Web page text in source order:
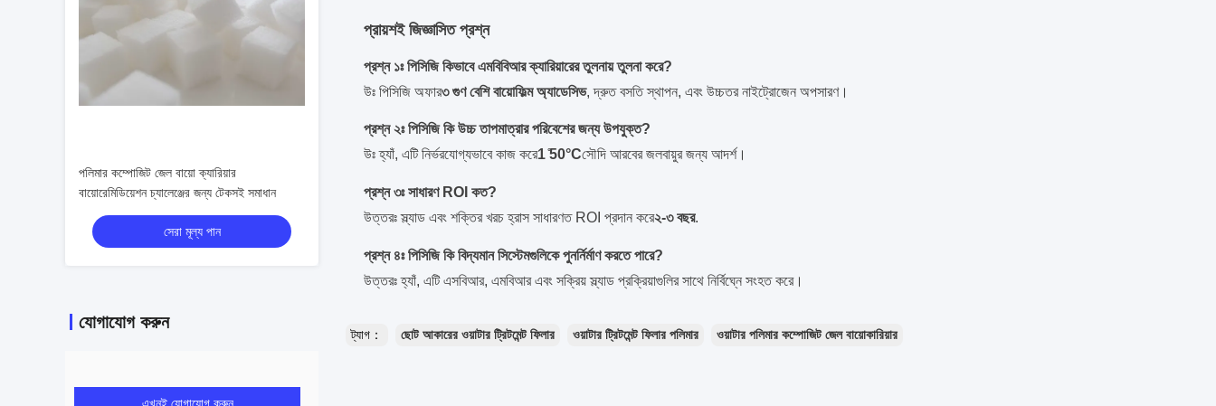
পলিমার কম্পোজিট জেল বায়ো ক্যারিয়ার
বায়োরেমিডিয়েশন চ্যালেঞ্জের জন্য টেকসই সমাধান
সেরা মূল্য পান
যোগাযোগ করুন
প্রায়শই জিজ্ঞাসিত প্রশ্ন
প্রশ্ন ১ঃ পিসিজি কিভাবে এমবিবিআর ক্যারিয়ারের তুলনায় তুলনা করে?
উঃ পিসিজি অফার৩ গুণ বেশি বায়োফিল্ম অ্যাডেসিভ, দ্রুত বসতি স্থাপন, এবং উচ্চতর নাইট্রোজেন অপসারণ।
প্রশ্ন ২ঃ পিসিজি কি উচ্চ তাপমাত্রার পরিবেশের জন্য উপযুক্ত?
উঃ হ্যাঁ, এটি নির্ভরযোগ্যভাবে কাজ করে1 ̊50°Cসৌদি আরবের জলবায়ুর জন্য আদর্শ।
প্রশ্ন ৩ঃ সাধারণ ROI কত?
উত্তরঃ স্ল্যাড এবং শক্তির খরচ হ্রাস সাধারণত ROI প্রদান করে২-৩ বছর.
প্রশ্ন ৪ঃ পিসিজি কি বিদ্যমান সিস্টেমগুলিকে পুনর্নির্মাণ করতে পারে?
উত্তরঃ হ্যাঁ, এটি এসবিআর, এমবিআর এবং সক্রিয় স্ল্যাড প্রক্রিয়াগুলির সাথে নির্বিঘ্নে সংহত করে।
ট্যাগ： ছোট আকারের ওয়াটার ট্রিটমেন্ট ফিলার ওয়াটার ট্রিটমেন্ট ফিলার পলিমার ওয়াটার পলিমার কম্পোজিট জেল বায়োকারিয়ার